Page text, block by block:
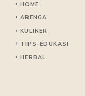
HOME
ARENGA
KULINER
TIPS -EDUKASI
HERBAL